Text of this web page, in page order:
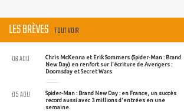
LES BRÈVES TOUT VOIR
Chris McKenna et Erik Sommers (Spider-Man : Brand
New Day) en renfort sur l'écriture de Avengers :
Doomsday et Secret Wars
06 AOU
Spider-Man : Brand New Day : en France, un succès
record aussi avec 3 millions d'entrées en une
semaine
05 AOU